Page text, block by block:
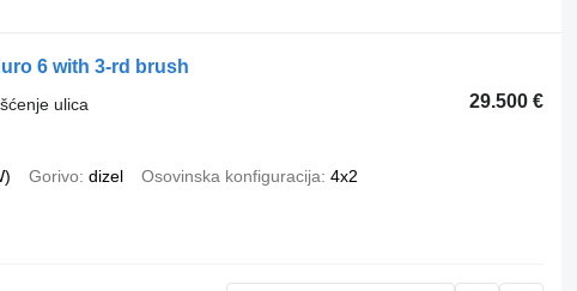
6 with 3-rd brush
29.500 €
ulica
Gorivo dizel Osovinska konfiguracija 4x2